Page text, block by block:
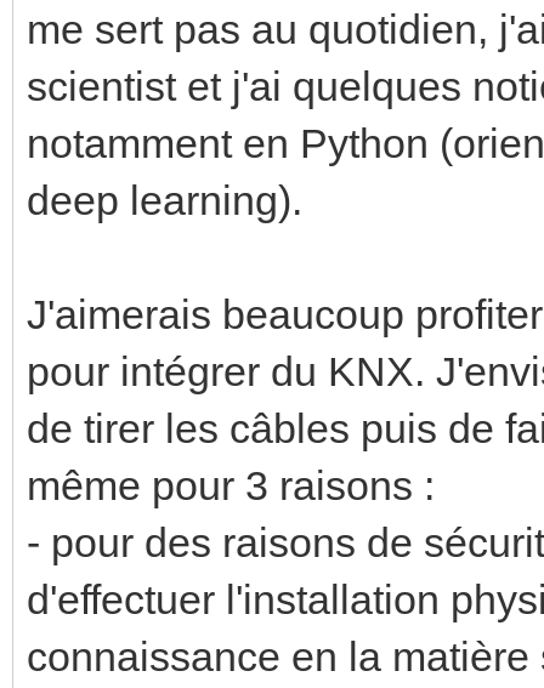
me sert pas au quotidien,
scientist et j'ai quelques
notamment en Python
deep learning).
J'aimerais beaucoup
pour intégrer du KNX.
de tirer les câbles puis de
même pour 3 raisons :
- pour des raisons de
d'effectuer l'installation
connaissance en la